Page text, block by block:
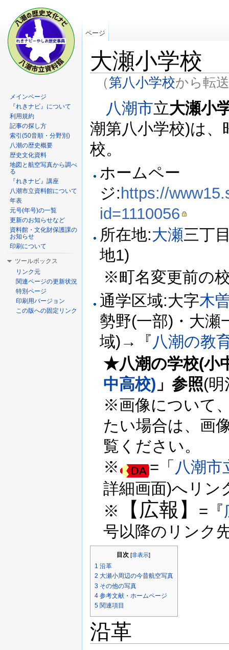
大瀬小学校
（第八小学校から転
八潮市立大瀬小
潮第八小学校)は、
校。
ホームペー
ジ: https://
id=1110056
所在地:大瀬三丁
地1)
※町名変更前の
通学区域:大字木
勢野(一部)・大瀬
域)→『 八潮の教
★八潮の学校(小
中高校) 」参照(
※画像について
たい場合は、画
覧ください。
※
=「 八潮
詳細画面)へリン
※
【広報】 =『
号以降のリンク
目次[非表示]
1 沿革
2 大瀬小周辺の今昔航空写真
3 その他の写真
4 参考文献・ホームページ
5 関連項目
沿革
ページ
メインページ
『れきナビ』について
利用規約
記事の探し方
索引(50音順・分野別)
八潮の歴史概要
歴史文化資料
地図と航空写真から調べ
る
『れきナビ』講座
八潮市立資料館について
年表
元号(年号)の一覧
更新のお知らせなど
資料館・文化財保護課の
お知らせ
印刷について
ツールボックス
リンク元
関連ページの更新状況
特別ページ
印刷用バージョン
この版への固定リンク